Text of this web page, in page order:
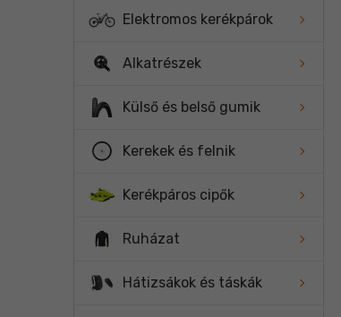
Elektromos kerékpárok
Alkatrészek
Külső és belső gumik
Kerekek és felnik
Kerékpáros cipők
Ruházat
Hátizsákok és táskák